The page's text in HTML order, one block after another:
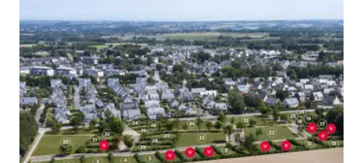
s'intègrent parfaitement dans son
environnement.Véritable havre de paix pour ses
résidents, Ô Rivage est composée de 44 logements
répartis en 2 bâtiments, chacun composé de 3
niveaux.Allant du 2 au 4 pièces, les appartements ont
été pensés et optimisés afin de s'adapter aux modes
de vie de de chacun et ainsi garantir à ses résidents
un bien-vivre au quotidien. Lumineux et chaleureux,